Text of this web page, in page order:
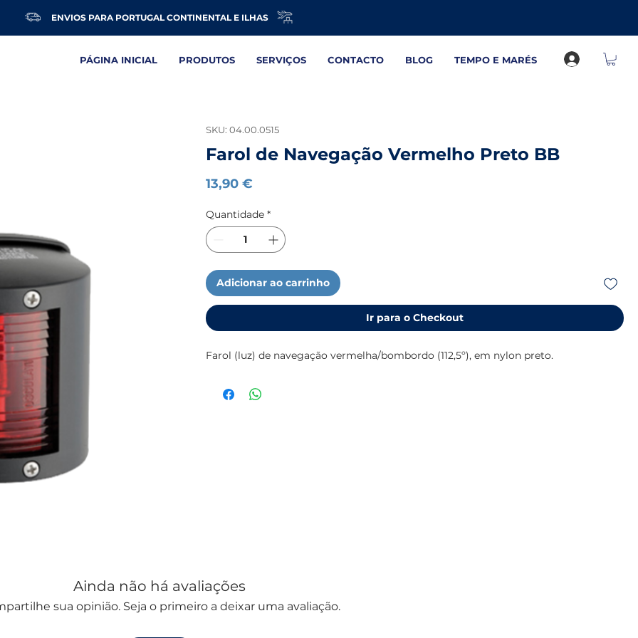
ENVIOS PARA PORTUGAL CONTINENTAL E ILHAS
PÁGINA INICIAL PRODUTOS SERVIÇOS CONTACTO BLOG TEMPO E MARÉS
SKU: 04.00.0515
Farol de Navegação Vermelho Preto BB
13,90 €
Quantidade *
Adicionar ao carrinho
Ir para o Checkout
Farol (luz) de navegação vermelha/bombordo (112,5º), em nylon preto.
Ainda não há avaliações
sua opinião. Seja o primeiro a deixar uma avaliação.